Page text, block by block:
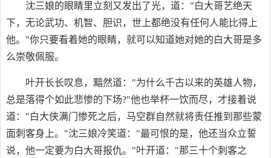
沈三娘的眼睛里立刻又发出了光，道："白大哥艺绝天
下，无论武功、机智、胆识，世上都绝没有任何人能比得上
他。"你只要看着她的眼睛，就可以知道她对她的白大哥是多
么崇敬佩服。
叶开长长叹息，黯然道："为什么千古以来的英雄人物，
总是落得个如此悲惨的下场?"他也举杯一饮而尽，才接着说
道："白大侠满门惨死之后，马空群自然就将责任推到那些蒙
面刺客身上。"沈三娘冷笑道："最可恨的是，他还当众立誓
说，他一定要为白大哥报仇。"叶开道："那三十个刺客之